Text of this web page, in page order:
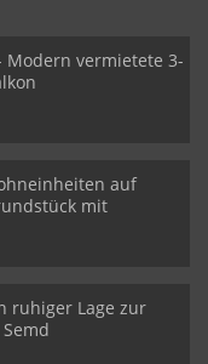
vermietete 3-
auf
mit
ruhiger Lage zur